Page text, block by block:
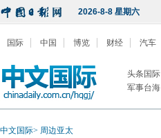
2026-8-8 星期六
国际 中国 博览 财经 汽车
头条国际
军事台海
中文国际> 周边亚太